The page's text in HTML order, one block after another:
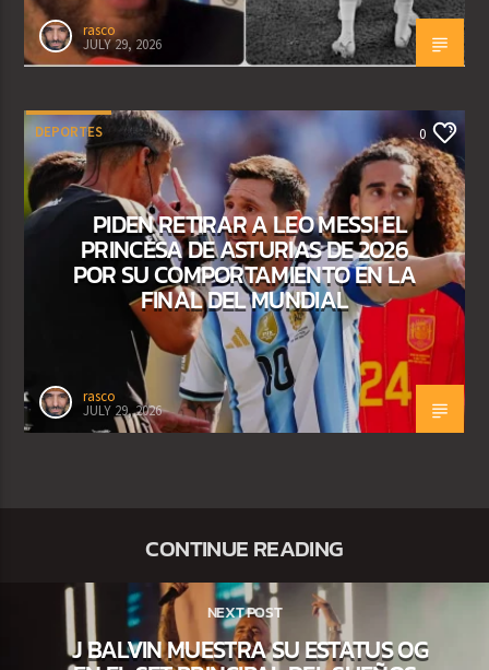
rasco
JULY 29, 2026
DEPORTES 0
PIDEN RETIRAR A LEO MESSI EL
PRINCESA DE ASTURIAS DE 2026
POR SU COMPORTAMIENTO EN LA
FINAL DEL MUNDIAL
rasco
JULY 29, 2026
CONTINUE READING
NEXT POST
J BALVIN MUESTRA SU ESTATUS OG